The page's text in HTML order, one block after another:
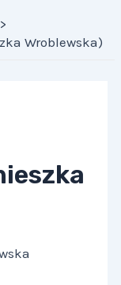
Wroblewska)